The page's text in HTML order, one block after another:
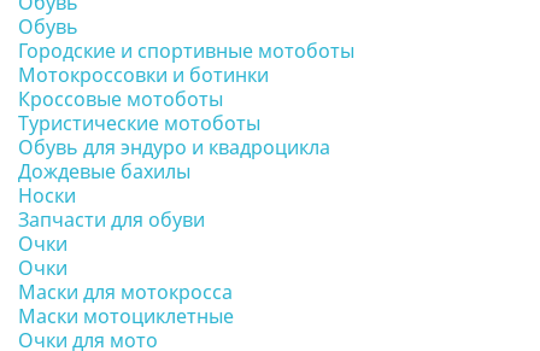
Обувь
Городские и спортивные мотоботы
Мотокроссовки и ботинки
Кроссовые мотоботы
Туристические мотоботы
Обувь для эндуро и квадроцикла
Дождевые бахилы
Носки
Запчасти для обуви
Очки
Очки
Маски для мотокросса
Маски мотоциклетные
Очки для мото